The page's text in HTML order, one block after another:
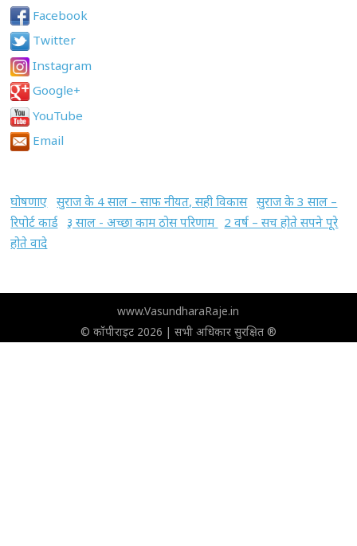
Facebook
Twitter
Instagram
Google+
YouTube
Email
घोषणाए सुराज के 4 साल – साफ नीयत, सही विकास सुराज के 3 साल –
रिपोर्ट कार्ड
३ साल - अच्छा काम ठोस परिणाम
2 वर्ष – सच होते सपने पूरे
होते वादे
www.VasundharaRaje.in
© कॉपीराइट 2026 | सभी अधिकार सुरक्षित ®